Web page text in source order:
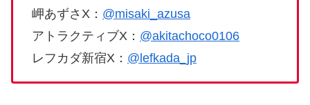
岬あずさX： @misaki_azusa
アトラクティブX： @akitachoco0106
レフカダ新宿X： @lefkada_jp